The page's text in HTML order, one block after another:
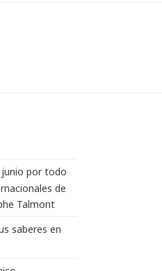
junio por todo
de
Talmont
saberes en